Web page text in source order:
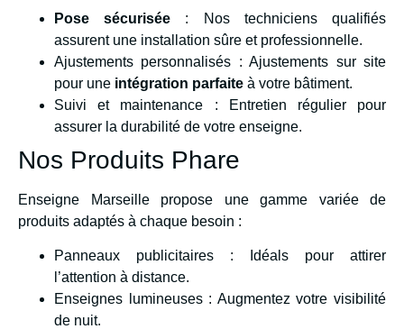
Pose sécurisée : Nos techniciens qualifiés
assurent une installation sûre et professionnelle.
Ajustements personnalisés : Ajustements sur site
pour une intégration parfaite à votre bâtiment.
Suivi et maintenance : Entretien régulier pour
assurer la durabilité de votre enseigne.
Nos Produits Phare
Enseigne Marseille propose une gamme variée de
produits adaptés à chaque besoin :
Panneaux publicitaires : Idéals pour attirer
l’attention à distance.
Enseignes lumineuses : Augmentez votre visibilité
de nuit.